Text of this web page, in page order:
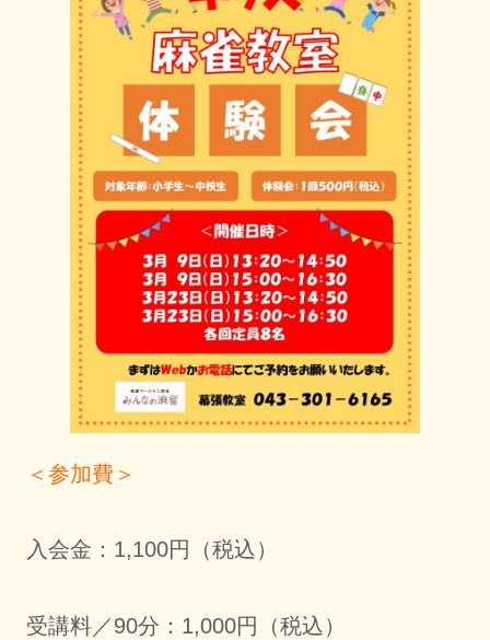
＜参加費＞
入会金：1,100円（税込）
受講料／90分：1,000円（税込）